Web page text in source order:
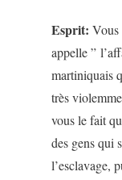
Esprit: Vous
appelle ”
martiniquais
très
vous le fait
des gens qui
l’esclavage,